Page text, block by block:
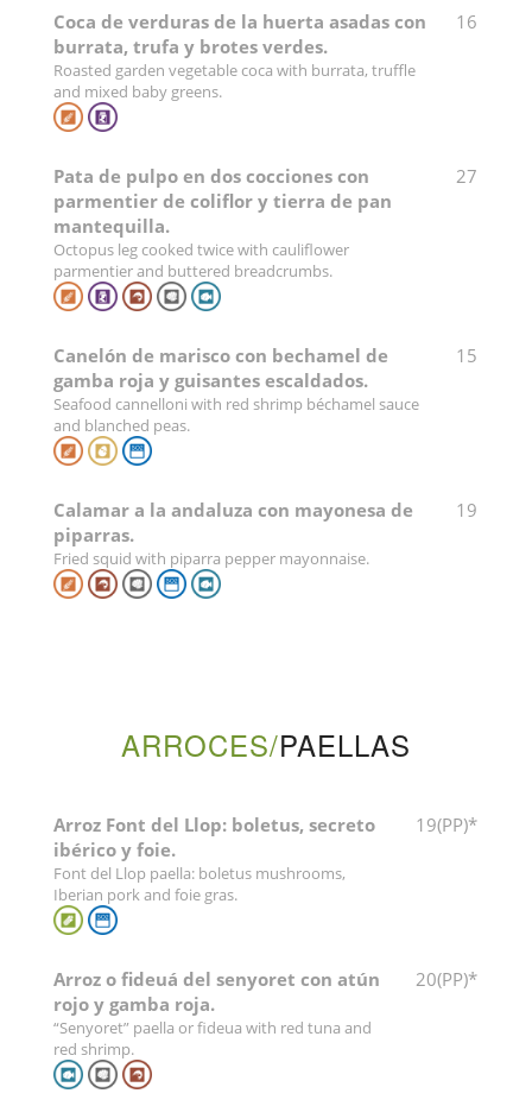
Coca de verduras de la huerta asadas con
burrata, trufa y brotes verdes.
Roasted garden vegetable coca with burrata, truffle
and mixed baby greens.
16
Pata de pulpo en dos cocciones con
parmentier de coliflor y tierra de pan
mantequilla.
Octopus leg cooked twice with cauliflower
parmentier and buttered breadcrumbs.
27
Canelón de marisco con bechamel de
gamba roja y guisantes escaldados.
Seafood cannelloni with red shrimp béchamel sauce
and blanched peas.
15
Calamar a la andaluza con mayonesa de
piparras.
Fried squid with piparra pepper mayonnaise.
19
ARROCES/PAELLAS
Arroz Font del Llop: boletus, secreto
ibérico y foie.
Font del Llop paella: boletus mushrooms,
Iberian pork and foie gras.
19(PP)*
Arroz o fideuá del senyoret con atún
rojo y gamba roja.
“Senyoret” paella or fideua with red tuna and
red shrimp.
20(PP)*